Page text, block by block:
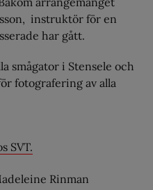
instruktör för en
har gått.
smågator i Stensele och
fotografering av alla
SVT.